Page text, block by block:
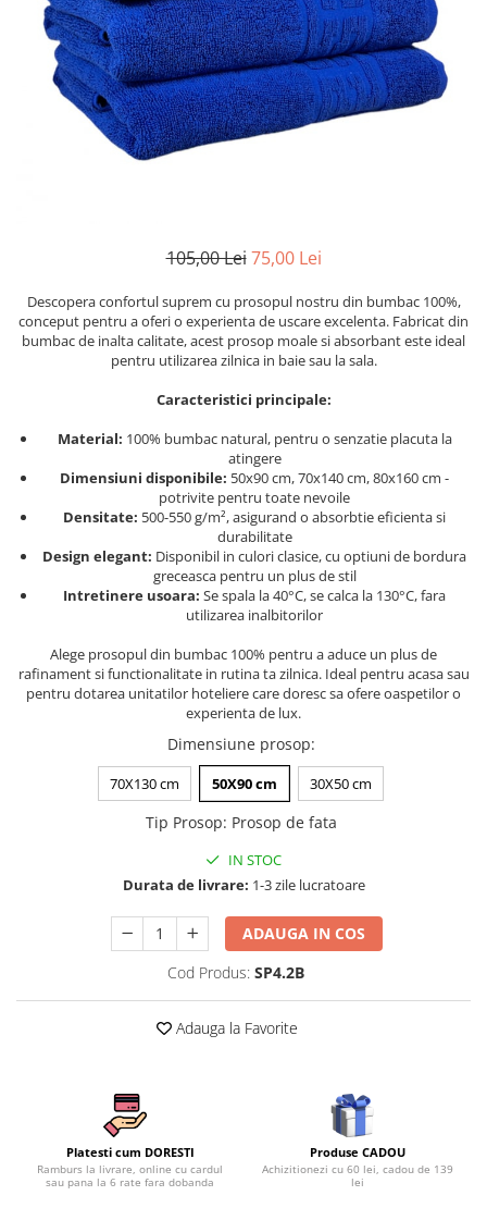
Cearceaf cu elastic
Cearceaf normal
Lenjerii De Pat Creponate
Lenjerii De Pat Bumbac Poplin 2
Persoane
Lenjerii De Pat Bumbac Poplin,
Lenjerii De Pat Volanase
Lenjerii De Pat, Finet Premium 3D,
2 Persoane
Lenjerii De Pat Jacquard
Lenjerii De Pat Catifea
Artificiala De Iepure, 6 Piese, 2
Set Lenjerie Pat Blanita Iepure, 6
Lenjerii De Pat Premium Collection
Set Lenjerie De Pat, 7 Piese, Cu
Pilota / Cuvertura Inclusa
Set Lenjerie De Pat Jacquard Regal,
11 Piese, Cuvertura Inclusa
Lenjerii Damasc Egiptean King Size
Lenjerii De Pat, Finet Premium, 1
Lenjerii De Pat Damasc 1 Persoana
Lenjerii De Pat, Imprimeu 3D, 1
105,00 Lei 75,00 Lei
Descopera confortul suprem cu prosopul nostru din bumbac 100%,
conceput pentru a oferi o experienta de uscare excelenta. Fabricat din
bumbac de inalta calitate, acest prosop moale si absorbant este ideal
pentru utilizarea zilnica in baie sau la sala.
Caracteristici principale:
Material: 100% bumbac natural, pentru o senzatie placuta la
atingere
Dimensiuni disponibile: 50x90 cm, 70x140 cm, 80x160 cm -
potrivite pentru toate nevoile
Densitate: 500-550 g/m², asigurand o absorbtie eficienta si
durabilitate
Design elegant: Disponibil in culori clasice, cu optiuni de bordura
greceasca pentru un plus de stil
Intretinere usoara: Se spala la 40°C, se calca la 130°C, fara
utilizarea inalbitorilor
Alege prosopul din bumbac 100% pentru a aduce un plus de
rafinament si functionalitate in rutina ta zilnica. Ideal pentru acasa sau
pentru dotarea unitatilor hoteliere care doresc sa ofere oaspetilor o
experienta de lux.
Dimensiune prosop:
70X130 cm 50X90 cm 30X50 cm
Tip Prosop: Prosop de fata
IN STOC
Durata de livrare: 1-3 zile lucratoare
ADAUGA IN COS
Cod Produs: SP4.2B
Adauga la Favorite
Platesti cum DORESTI
Ramburs la livrare, online cu cardul
sau pana la 6 rate fara dobanda
Produse CADOU
Achizitionezi cu 60 lei, cadou de 139
lei